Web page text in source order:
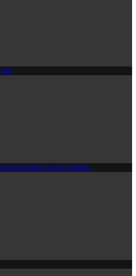
n'aimaient pas les femmes